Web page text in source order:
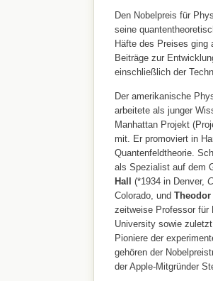
Den Nobelpreis für
seine
Häfte des Preises ging
Beiträge zur
einschließlich der
Der amerikanische
arbeitete als junger
Manhattan Projekt
mit. Er promoviert in
Quantenfeldtheorie.
als Spezialist auf dem
Hall (*1934 in Denver,
Colorado, und Theodor
zeitweise Professor für
University sowie
Pioniere der
gehören der
der Apple-Mitgründer